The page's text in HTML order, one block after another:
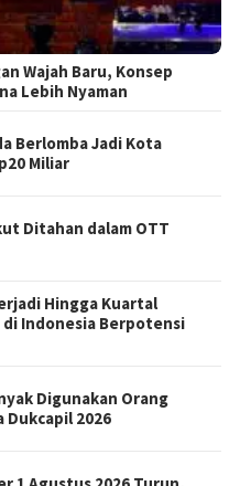
Wajah Baru, Konsep
Lebih Nyaman
Berlomba Jadi Kota
Miliar
Ditahan dalam OTT
Hingga Kuartal
di Indonesia Berpotensi
Digunakan Orang
2026